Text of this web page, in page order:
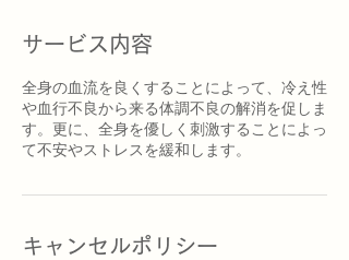
サービス内容
全身の血流を良くすることによって、冷え性
や血行不良から来る体調不良の解消を促しま
す。更に、全身を優しく刺激することによっ
て不安やストレスを緩和します。
キャンセルポリシー